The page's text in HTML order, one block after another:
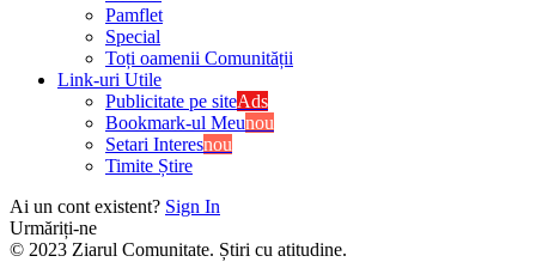
Pamflet
Special
Toți oamenii Comunității
Link-uri Utile
Publicitate pe siteAds
Bookmark-ul Meunou
Setari Interesnou
Timite Știre
Ai un cont existent? Sign In
Urmăriți-ne
© 2023 Ziarul Comunitate. Știri cu atitudine.